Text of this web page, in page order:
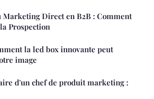
Marketing Direct en B2B : Comment
Prospection
la led box innovante peut
image
d'un chef de produit marketing :